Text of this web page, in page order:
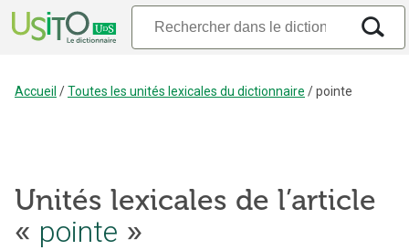
Accueil /Toutes les unités lexicales du dictionnaire /pointe
Unités lexicales de l’article
« pointe »